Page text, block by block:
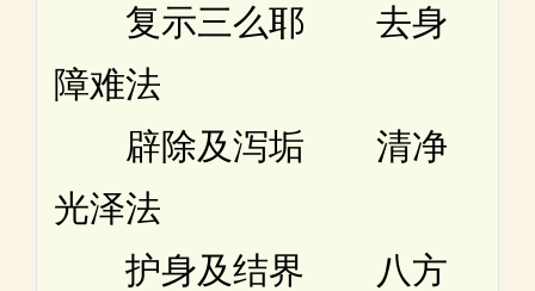
复示三么耶 去身
障难法
辟除及泻垢 清净
光泽法
护身及结界 八方